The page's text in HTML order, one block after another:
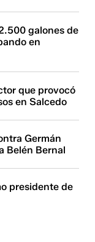
galones de
en
que provocó
en Salcedo
Germán
Belén Bernal
presidente de